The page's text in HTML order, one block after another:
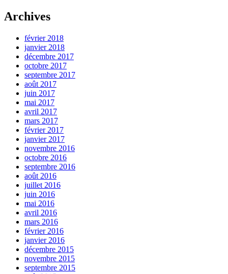
Archives
février 2018
janvier 2018
décembre 2017
octobre 2017
septembre 2017
août 2017
juin 2017
mai 2017
avril 2017
mars 2017
février 2017
janvier 2017
novembre 2016
octobre 2016
septembre 2016
août 2016
juillet 2016
juin 2016
mai 2016
avril 2016
mars 2016
février 2016
janvier 2016
décembre 2015
novembre 2015
septembre 2015